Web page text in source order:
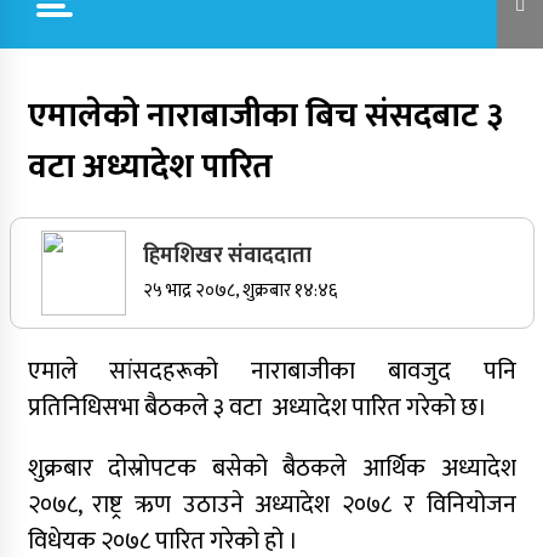
जुम्लाबाट सुर्खेत र नेपालगञ्जतर्फ लैजाँदै गरिएको १८०
सर्वोच्चले खारेज गर्‍यो दानबहादुर बुढाको रिट,
पदमुक्तिको निर्णय कायम
नेपाली कांग्रेसका वरिष्ठ नेता गोपालमान श्रेष्ठको निधन
सुर्खेतमा जिप दुर्घटना,१५ जना घाइते
जुम्लामा चरेससहित २१ वर्षीय युवक पक्राउ
एमालेको नाराबाजीका बिच संसदबाट ३
वटा अध्यादेश पारित
हिमशिखर संवाददाता
२५ भाद्र २०७८, शुक्रबार १४:४६
एमाले सांसदहरूको नाराबाजीका बावजुद पनि
प्रतिनिधिसभा बैठकले ३ वटा अध्यादेश पारित गरेको छ।
शुक्रबार दोस्रोपटक बसेको बैठकले आर्थिक अध्यादेश
२०७८, राष्ट्र ऋण उठाउने अध्यादेश २०७८ र विनियोजन
विधेयक २०७८ पारित गरेको हो ।